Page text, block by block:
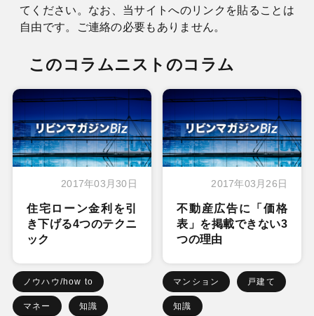
てください。なお、当サイトへのリンクを貼ることは
自由です。ご連絡の必要もありません。
このコラムニストのコラム
2017年03月30日
住宅ローン金利を引
き下げる4つのテクニ
ック
ノウハウ/how to
マネー 知識
2017年03月26日
不動産広告に「価格
表」を掲載できない3
つの理由
マンション 戸建て
知識